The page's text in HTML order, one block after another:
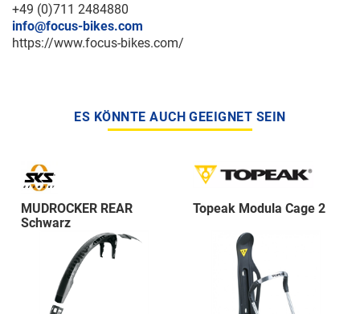
+49 (0)711 2484880
info@focus-bikes.com
https://www.focus-bikes.com/
ES KÖNNTE AUCH GEEIGNET SEIN
MUDROCKER REAR
Schwarz
Topeak Modula Cage 2